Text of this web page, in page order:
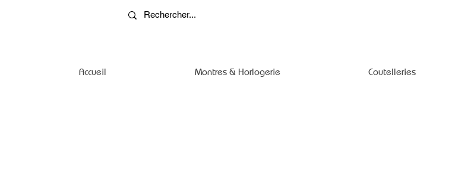
Accueil Montres & Horlogerie Coutelleries